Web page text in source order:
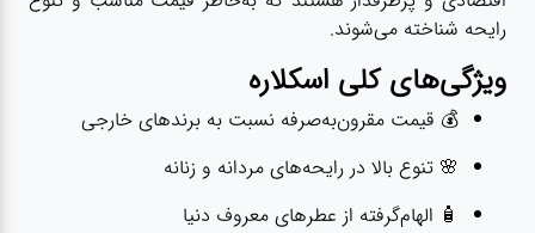
کیف
اکسسوری
لباس
رایحه شناخته می‌شوند.
ویژگی‌های کلی اسکلاره
💰 قیمت مقرون‌به‌صرفه نسبت به برندهای خارجی
🌸 تنوع بالا در رایحه‌های مردانه و زنانه
🧴 الهام‌گرفته از عطرهای معروف دنیا